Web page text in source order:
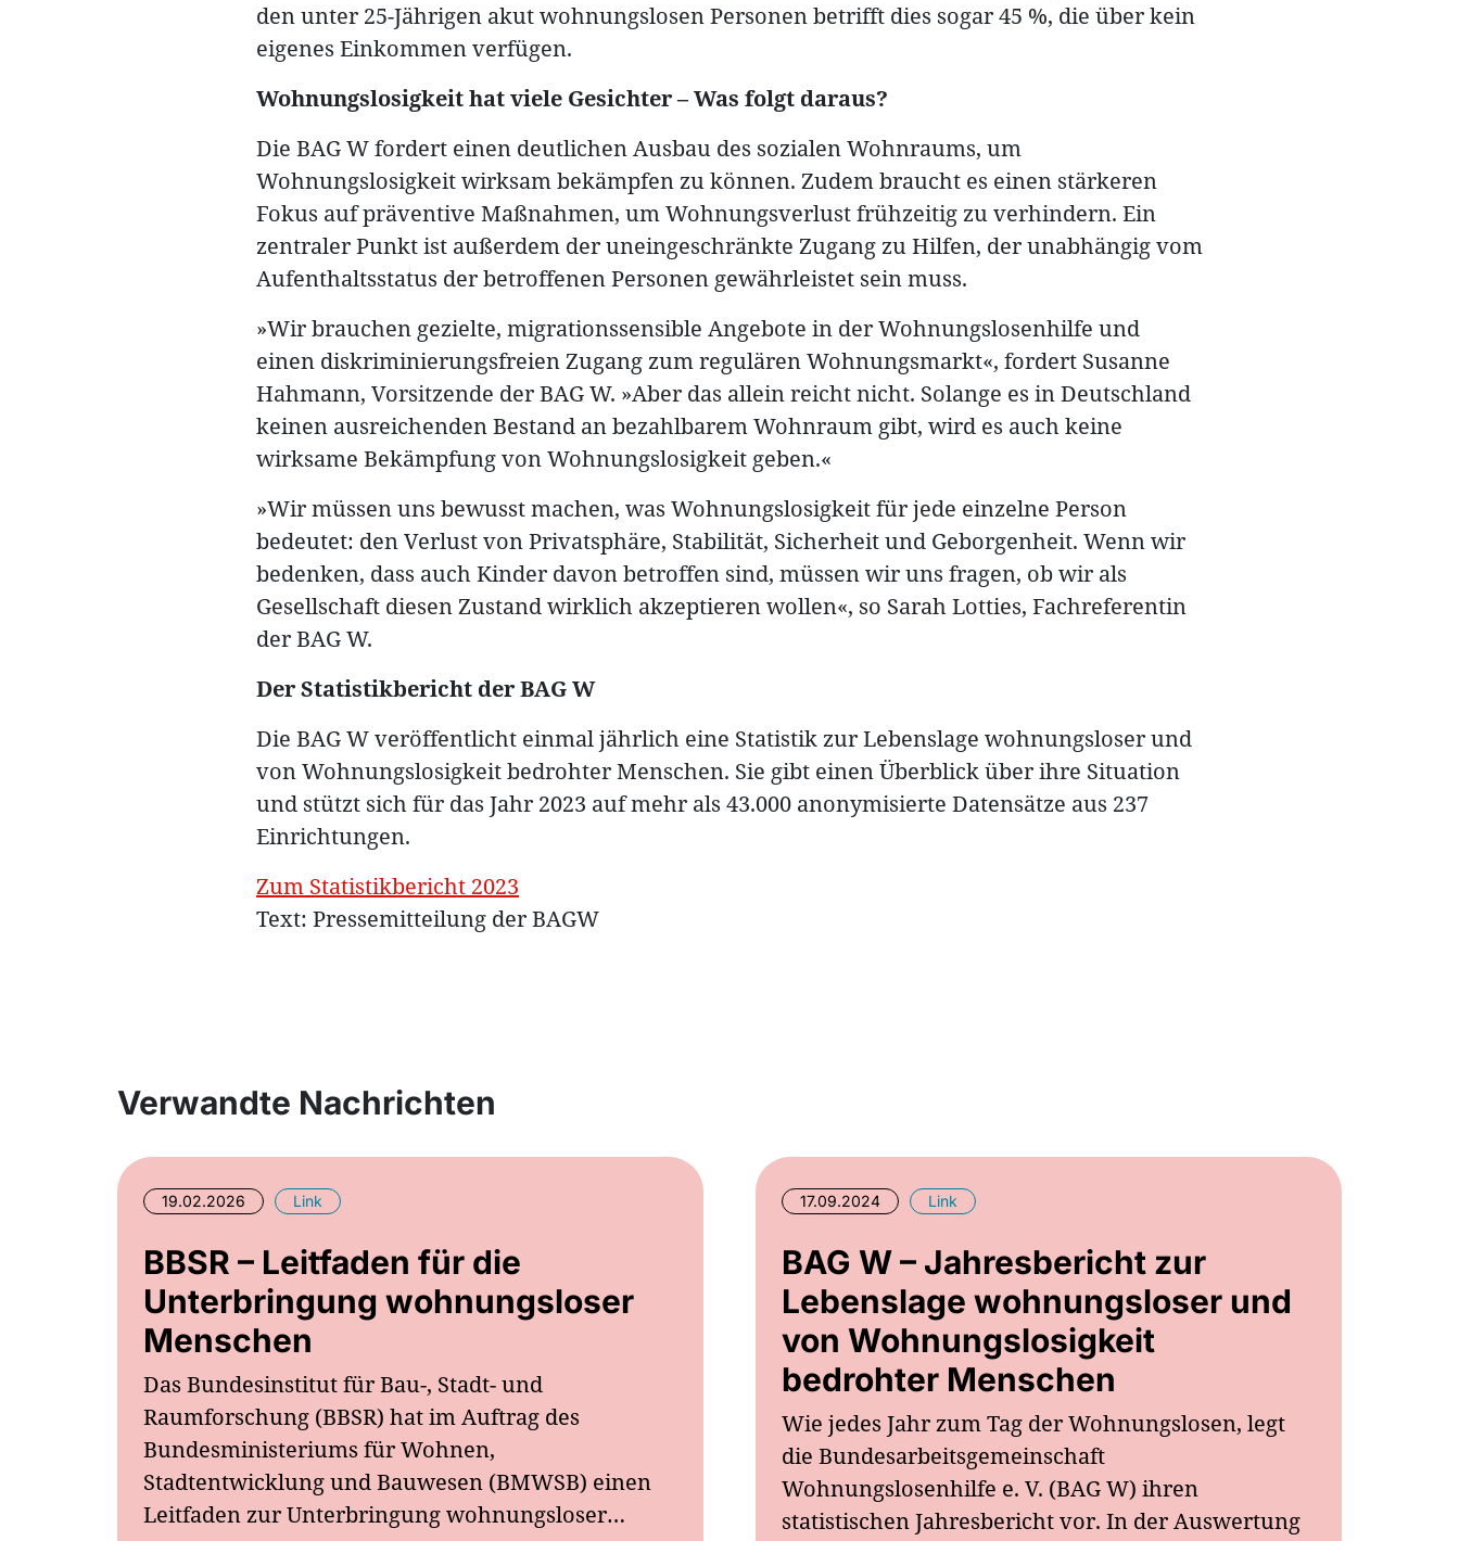
den unter 25-Jährigen akut wohnungslosen Personen betrifft dies sogar 45 %, die über kein
eigenes Einkommen verfügen.
Wohnungslosigkeit hat viele Gesichter – Was folgt daraus?
Die BAG W fordert einen deutlichen Ausbau des sozialen Wohnraums, um
Wohnungslosigkeit wirksam bekämpfen zu können. Zudem braucht es einen stärkeren
Fokus auf präventive Maßnahmen, um Wohnungsverlust frühzeitig zu verhindern. Ein
zentraler Punkt ist außerdem der uneingeschränkte Zugang zu Hilfen, der unabhängig vom
Aufenthaltsstatus der betroffenen Personen gewährleistet sein muss.
»Wir brauchen gezielte, migrationssensible Angebote in der Wohnungslosenhilfe und
einen diskriminierungsfreien Zugang zum regulären Wohnungsmarkt«, fordert Susanne
Hahmann, Vorsitzende der BAG W. »Aber das allein reicht nicht. Solange es in Deutschland
keinen ausreichenden Bestand an bezahlbarem Wohnraum gibt, wird es auch keine
wirksame Bekämpfung von Wohnungslosigkeit geben.«
»Wir müssen uns bewusst machen, was Wohnungslosigkeit für jede einzelne Person
bedeutet: den Verlust von Privatsphäre, Stabilität, Sicherheit und Geborgenheit. Wenn wir
bedenken, dass auch Kinder davon betroffen sind, müssen wir uns fragen, ob wir als
Gesellschaft diesen Zustand wirklich akzeptieren wollen«, so Sarah Lotties, Fachreferentin
der BAG W.
Der Statistikbericht der BAG W
Die BAG W veröffentlicht einmal jährlich eine Statistik zur Lebenslage wohnungsloser und
von Wohnungslosigkeit bedrohter Menschen. Sie gibt einen Überblick über ihre Situation
und stützt sich für das Jahr 2023 auf mehr als 43.000 anonymisierte Datensätze aus 237
Einrichtungen.
Zum Statistikbericht 2023
Text: Pressemitteilung der BAGW
Verwandte Nachrichten
19.02.2026 Link
BBSR – Leitfaden für die
Unterbringung wohnungsloser
Menschen
Das Bundesinstitut für Bau-, Stadt- und
Raumforschung (BBSR) hat im Auftrag des
Bundesministeriums für Wohnen,
Stadtentwicklung und Bauwesen (BMWSB) einen
Leitfaden zur Unterbringung wohnungsloser…
17.09.2024 Link
BAG W – Jahresbericht zur
Lebenslage wohnungsloser und
von Wohnungslosigkeit
bedrohter Menschen
Wie jedes Jahr zum Tag der Wohnungslosen, legt
die Bundesarbeitsgemeinschaft
Wohnungslosenhilfe e. V. (BAG W) ihren
statistischen Jahresbericht vor. In der Auswertung